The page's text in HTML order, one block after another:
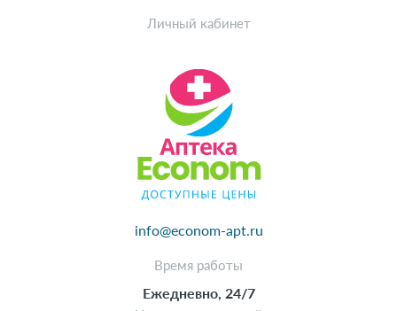
info@econom-apt.ru
Время работы
Ежедневно, 24/7
Личный кабинет